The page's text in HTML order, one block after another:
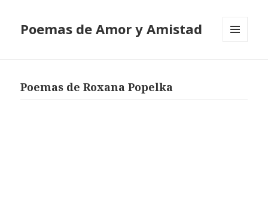
Poemas de Amor y Amistad
Poemas de Roxana Popelka